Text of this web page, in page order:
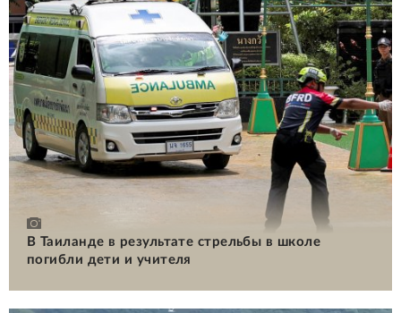
В Таиланде в результате стрельбы в школе
погибли дети и учителя